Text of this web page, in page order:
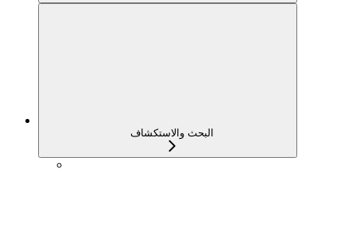
البحث والاستكشاف